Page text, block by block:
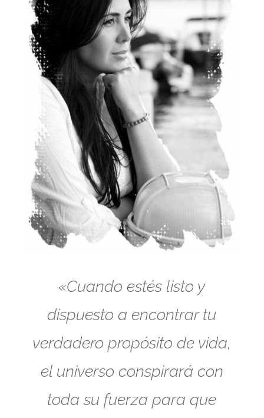
«Cuando estés listo y
dispuesto a encontrar tu
verdadero propósito de vida,
el universo conspirará con
toda su fuerza para que